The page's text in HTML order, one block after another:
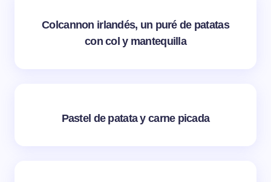
Colcannon irlandés, un puré de patatas
con col y mantequilla
Pastel de patata y carne picada